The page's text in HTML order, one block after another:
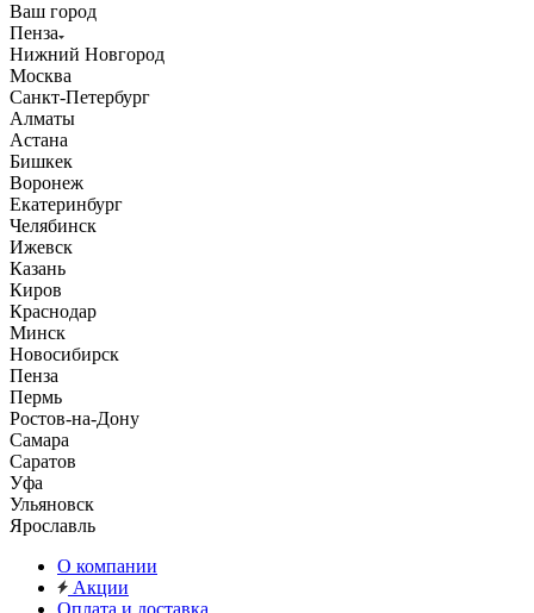
Ваш город
Пенза
Нижний Новгород
Москва
Санкт-Петербург
Алматы
Астана
Бишкек
Воронеж
Екатеринбург
Челябинск
Ижевск
Казань
Киров
Краснодар
Минск
Новосибирск
Пенза
Пермь
Ростов-на-Дону
Самара
Саратов
Уфа
Ульяновск
Ярославль
О компании
Акции
Оплата и доставка